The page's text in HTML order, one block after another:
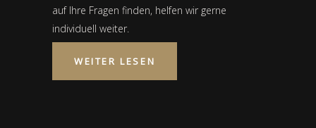
auf Ihre Fragen finden, helfen wir gerne
individuell weiter.
WEITER LESEN